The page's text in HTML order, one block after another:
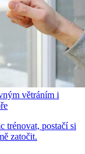
větráním i
trénovat, postačí si
zatočit.